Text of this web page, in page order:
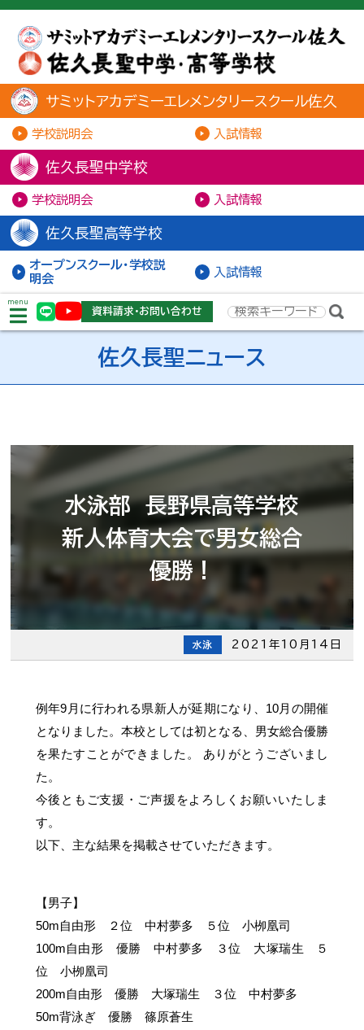
サミットアカデミーエレメンタリースクール佐久
学校説明会 入試情報
佐久長聖中学校
学校説明会 入試情報
佐久長聖高等学校
オープンスクール・学校説
明会
入試情報
menu
資料請求・お問い合わせ
佐久長聖ニュース
水泳部 長野県高等学校
新人体育大会で男女総合
優勝！
水泳 2021年10月14日
例年9月に行われる県新人が延期になり、10月の開催
となりました。本校としては初となる、男女総合優勝
を果たすことができました。 ありがとうございまし
た。
今後ともご支援・ご声援をよろしくお願いいたしま
す。
以下、主な結果を掲載させていただきます。
【男子】
50m自由形 ２位 中村夢多 ５位 小栁凰司
100m自由形 優勝 中村夢多 ３位 大塚瑞生 ５
位 小栁凰司
200m自由形 優勝 大塚瑞生 ３位 中村夢多
50m背泳ぎ 優勝 篠原蒼生